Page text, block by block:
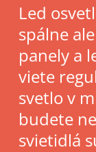
Led
spálne
panely a
viete
svetlo v
budete
svietidlá